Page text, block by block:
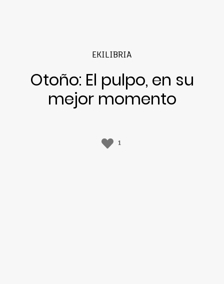
EKILIBRIA
Otoño: El pulpo, en su
mejor momento
1